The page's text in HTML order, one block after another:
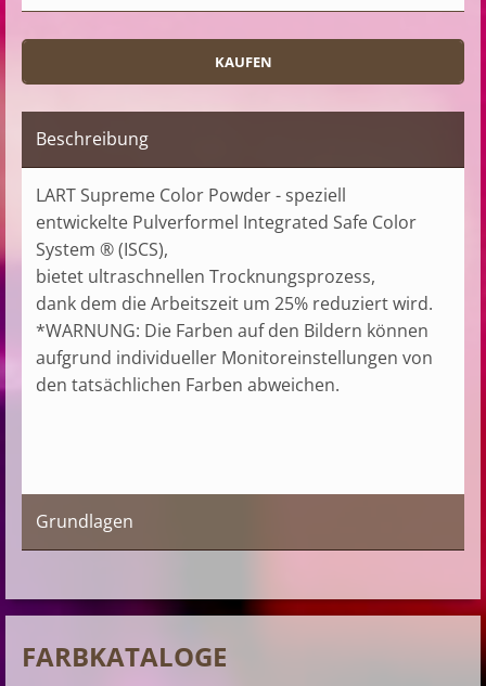
Beschreibung
LART Supreme Color Powder - speziell
entwickelte Pulverformel Integrated Safe Color
System ® (ISCS),
bietet ultraschnellen Trocknungsprozess,
dank dem die Arbeitszeit um 25% reduziert wird.
*WARNUNG: Die Farben auf den Bildern können
aufgrund individueller Monitoreinstellungen von
den tatsächlichen Farben abweichen.
Grundlagen
FARBKATALOGE